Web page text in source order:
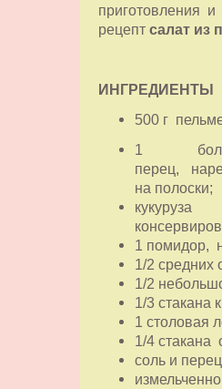
приготовления
рецепт салат из
ИНГРЕДИЕНТЫ
500 г
1
перец,
на полоски;
кукуруза
1 помидор,
1/2 средних
1/2
1/3 стакана
1 столовая
1/4 стакана
соль и